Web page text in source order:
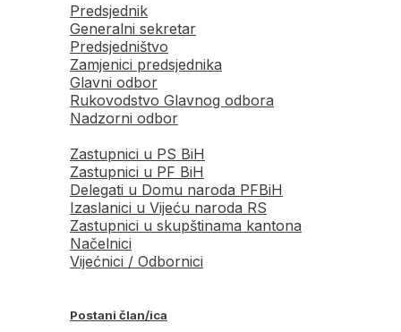
Predsjednik
Generalni sekretar
Predsjedništvo
Zamjenici predsjednika
Glavni odbor
Rukovodstvo Glavnog odbora
Nadzorni odbor
Zastupnici u PS BiH
Zastupnici u PF BiH
Delegati u Domu naroda PFBiH
Izaslanici u Vijeću naroda RS
Zastupnici u skupštinama kantona
Načelnici
Vijećnici / Odbornici
Postani član/ica